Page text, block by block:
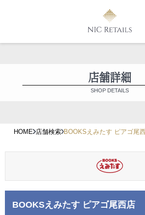
店舗詳細
SHOP DETAILS
HOME 店舗検索 BOOKSえみたす ピアゴ尾
BOOKSえみたす ピアゴ尾西店